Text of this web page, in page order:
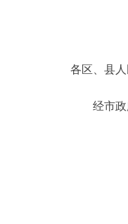
各区、县
经市政府